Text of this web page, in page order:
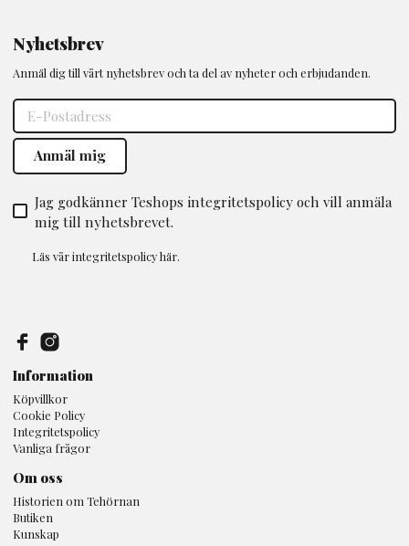
Nyhetsbrev
Anmäl dig till vårt nyhetsbrev och ta del av nyheter och erbjudanden.
Jag godkänner Teshops integritetspolicy och vill anmäla
mig till nyhetsbrevet.
Läs vårintegritetspolicyhär.
Om oss
Historien om Tehörnan
Butiken
Kunskap
Information
Köpvillkor
Cookie Policy
Integritetspolicy
Vanliga frågor